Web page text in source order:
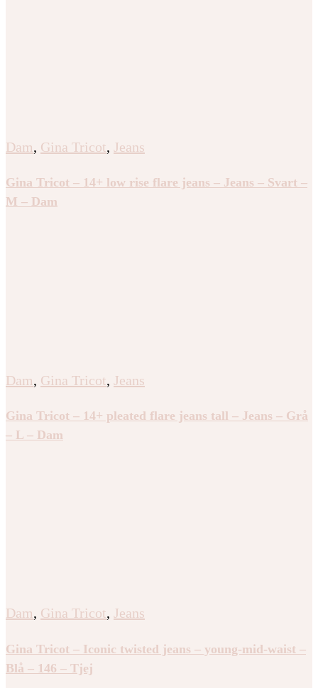
Dam, Gina Tricot, Jeans
Gina Tricot – 14+ low rise flare jeans – Jeans – Svart –
M – Dam
Dam, Gina Tricot, Jeans
Gina Tricot – 14+ pleated flare jeans tall – Jeans – Grå
– L – Dam
Dam, Gina Tricot, Jeans
Gina Tricot – Iconic twisted jeans – young-mid-waist –
Blå – 146 – Tjej